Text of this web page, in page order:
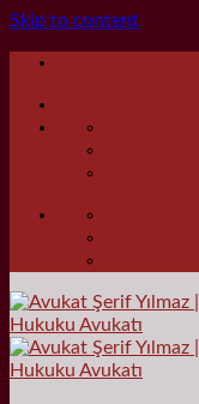
Skip to content